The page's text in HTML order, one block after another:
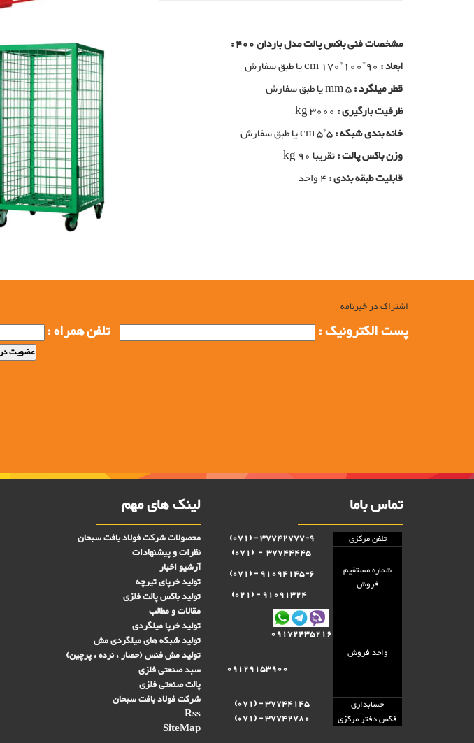
مشخصات فنی باکس پالت مدل باردان 400 :
ابعاد :
قطر میلگرد :
ظرفیت بارگیری :
خانه بندی شبکه :
وزن باکس پالت :تقریبا kg 90
قابلیت طبقه بندی :
اشتراک در خبرنامه
پست الکترونیک : تلفن همراه :
تماس باما
تلفن مرکزی 37742777-9 - (071)
شماره مستقيم
فروش
37744445 - (071)
91094145-6 - (071)
91091324 - (021)
واحد فروش
09172435216
حسابداری
37744145 - (071)
فکس دفتر مرکزی
37742780 - (071)
لینک های مهم
محصولات شرکت فولاد بافت سبحان
نظرات و پیشنهادات
آرشیو اخبار
تولید خرپای تیرچه
تولید باکس پالت فلزی
مقالات و مطالب
تولید خرپا میلگردی
تولید شبکه های ميلگردی مش
تولید مش فنس (حصار ، نرده ، پرچین)
سبد صنعتی فلزی
پالت صنعتی فلزی
شرکت فولاد بافت سبحان
Rss
SiteMap